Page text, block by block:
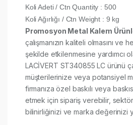
Koli Adeti / Ctn Quantity : 500
Koli Ağırlığı / Ctn Weight : 9 kg
Promosyon Metal Kalem
çalışmanızın kaliteli olmasını ve
şekilde etkilenmesine yardımcı
LACİVERT ST340855 LC ürünü
müşterilerinize veya potansiyel
firmanıza özel baskılı veya
etmek için sipariş verebilir,
bilinirliğinizi ve marka değerinizi